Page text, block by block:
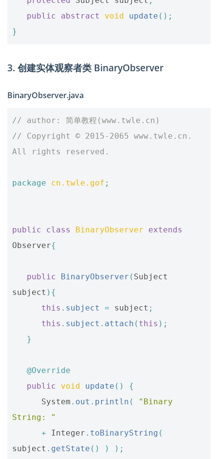
public
abstract void update ();
}
3. 创建实体观察者类 BinaryObserver
BinaryObserver.java
// author: 简单教程(www.twle.cn)
// Copyright © 2015-2065 www.twle.cn.
All rights reserved.
package cn.twle.gof ;
public class BinaryObserver
extends
Observer{
public BinaryObserver ( Subject
subject ){
this . subject = subject ;
this . subject . attach ( this );
}
@Override
public
void update ()
{
System . out . println (
"Binary
String: "
+
Integer . toBinaryString (
subject . getState () )
);